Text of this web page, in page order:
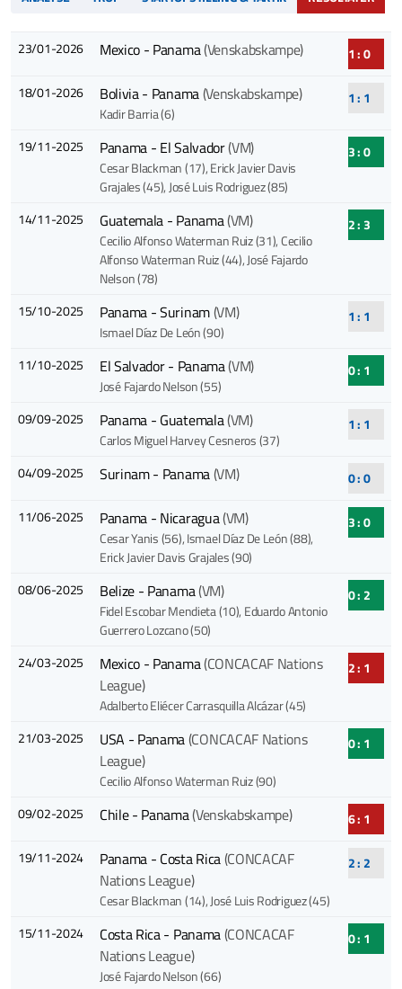
23/01-2026 Mexico - Panama(Venskabskampe) 1 : 0
18/01-2026 Bolivia - Panama(Venskabskampe)
Kadir Barria (6)
1 : 1
19/11-2025 Panama - El Salvador(VM)
Cesar Blackman (17), Erick Javier Davis
Grajales (45), José Luis Rodriguez (85)
3 : 0
14/11-2025 Guatemala - Panama(VM)
Cecilio Alfonso Waterman Ruiz (31), Cecilio
Alfonso Waterman Ruiz (44), José Fajardo
Nelson (78)
2 : 3
15/10-2025 Panama - Surinam(VM)
Ismael Díaz De León (90)
1 : 1
11/10-2025 El Salvador - Panama(VM)
José Fajardo Nelson (55)
0 : 1
09/09-2025 Panama - Guatemala(VM)
Carlos Miguel Harvey Cesneros (37)
1 : 1
04/09-2025 Surinam - Panama(VM) 0 : 0
11/06-2025 Panama - Nicaragua(VM)
Cesar Yanis (56), Ismael Díaz De León (88),
Erick Javier Davis Grajales (90)
3 : 0
08/06-2025 Belize - Panama(VM)
Fidel Escobar Mendieta (10), Eduardo Antonio
Guerrero Lozcano (50)
0 : 2
24/03-2025 Mexico - Panama(CONCACAF Nations
League)
Adalberto Eliécer Carrasquilla Alcázar (45)
2 : 1
21/03-2025 USA - Panama(CONCACAF Nations
League)
Cecilio Alfonso Waterman Ruiz (90)
0 : 1
09/02-2025 Chile - Panama(Venskabskampe) 6 : 1
19/11-2024 Panama - Costa Rica(CONCACAF
Nations League)
Cesar Blackman (14), José Luis Rodriguez (45)
2 : 2
15/11-2024 Costa Rica - Panama(CONCACAF
Nations League)
José Fajardo Nelson (66)
0 : 1